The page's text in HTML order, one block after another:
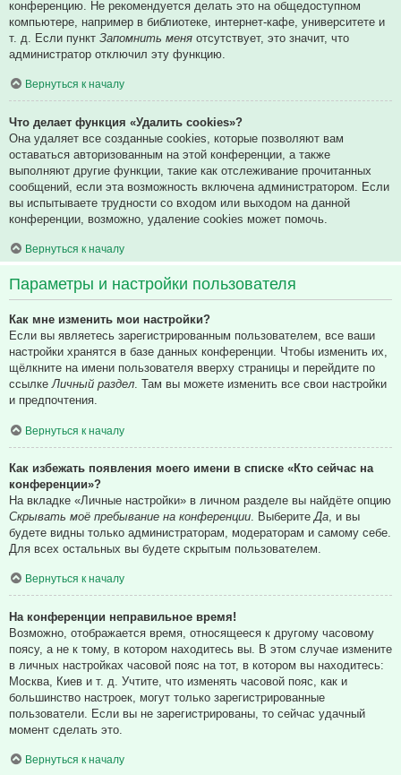
конференцию. Не рекомендуется делать это на общедоступном
компьютере, например в библиотеке, интернет-кафе, университете и
т. д. Если пункт Запомнить меня отсутствует, это значит, что
администратор отключил эту функцию.
Вернуться к началу
Что делает функция «Удалить cookies»?
Она удаляет все созданные cookies, которые позволяют вам
оставаться авторизованным на этой конференции, а также
выполняют другие функции, такие как отслеживание прочитанных
сообщений, если эта возможность включена администратором. Если
вы испытываете трудности со входом или выходом на данной
конференции, возможно, удаление cookies может помочь.
Вернуться к началу
Параметры и настройки пользователя
Как мне изменить мои настройки?
Если вы являетесь зарегистрированным пользователем, все ваши
настройки хранятся в базе данных конференции. Чтобы изменить их,
щёлкните на имени пользователя вверху страницы и перейдите по
ссылке Личный раздел . Там вы можете изменить все свои настройки
и предпочтения.
Вернуться к началу
Как избежать появления моего имени в списке «Кто сейчас на
конференции»?
На вкладке «Личные настройки» в личном разделе вы найдёте опцию
Скрывать моё пребывание на конференции . Выберите Да , и вы
будете видны только администраторам, модераторам и самому себе.
Для всех остальных вы будете скрытым пользователем.
Вернуться к началу
На конференции неправильное время!
Возможно, отображается время, относящееся к другому часовому
поясу, а не к тому, в котором находитесь вы. В этом случае измените
в личных настройках часовой пояс на тот, в котором вы находитесь:
Москва, Киев и т. д. Учтите, что изменять часовой пояс, как и
большинство настроек, могут только зарегистрированные
пользователи. Если вы не зарегистрированы, то сейчас удачный
момент сделать это.
Вернуться к началу